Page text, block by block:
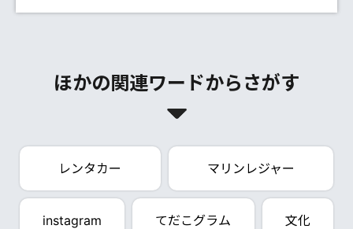
ほかの関連ワードからさがす
レンタカー マリンレジャー
instagram てだこグラム 文化